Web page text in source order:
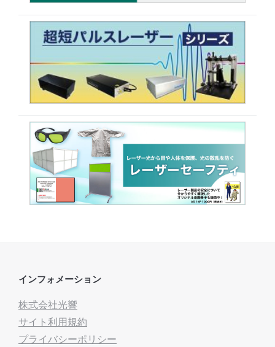
インフォメーション
株式会社光響
サイト利用規約
プライバシーポリシー